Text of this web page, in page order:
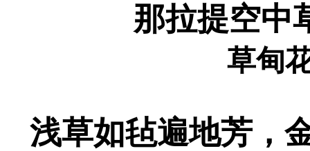
那拉提空中
草甸
浅草如毡遍地芳，